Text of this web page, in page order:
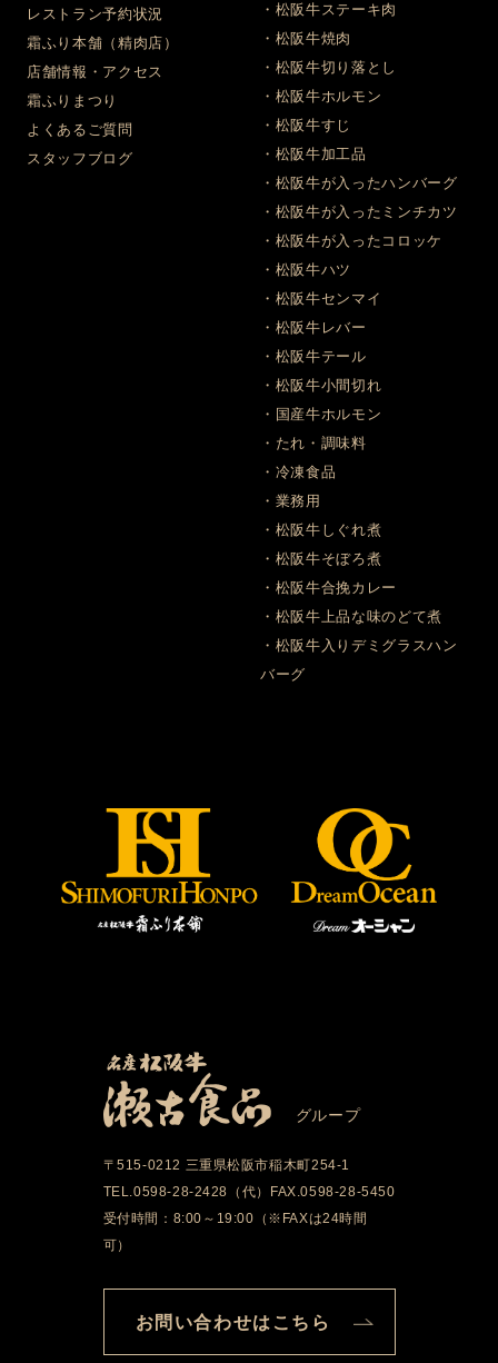
レストラン予約状況
霜ふり本舗（精肉店）
店舗情報・アクセス
霜ふりまつり
よくあるご質問
スタッフブログ
・松阪牛ステーキ肉
・松阪牛焼肉
・松阪牛切り落とし
・松阪牛ホルモン
・松阪牛すじ
・松阪牛加工品
・松阪牛が入ったハンバーグ
・松阪牛が入ったミンチカツ
・松阪牛が入ったコロッケ
・松阪牛ハツ
・松阪牛センマイ
・松阪牛レバー
・松阪牛テール
・松阪牛小間切れ
・国産牛ホルモン
・たれ・調味料
・冷凍食品
・業務用
・松阪牛しぐれ煮
・松阪牛そぼろ煮
・松阪牛合挽カレー
・松阪牛上品な味のどて煮
・松阪牛入りデミグラスハン
バーグ
グループ
〒515-0212 三重県松阪市稲木町254-1
TEL.0598-28-2428（代）FAX.0598-28-5450
受付時間：8:00～19:00（※FAXは24時間
可）
お問い合わせはこちら